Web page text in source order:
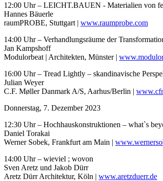
12:00 Uhr – LEICHT.BAUEN - Materialien von
Hannes Bäuerle
raumPROBE, Stuttgart | www.raumprobe.com
14:00 Uhr – Verhandlungsräume der
Jan Kampshoff
Modulorbeat | Architekten, Münster |
16:00 Uhr – Tread Lightly – skandinavische
Julian Weyer
C.F. Møller Danmark A/S, Aarhus/Berlin |
Donnerstag, 7. Dezember 2023
12:30 Uhr – Hochhauskonstruktionen – what`s
Daniel Torakai
Werner Sobek, Frankfurt am Main |
14:00 Uhr – wieviel ; wovon
Sven Aretz und Jakob Dürr
Aretz Dürr Architektur, Köln | www.aretzduerr.de